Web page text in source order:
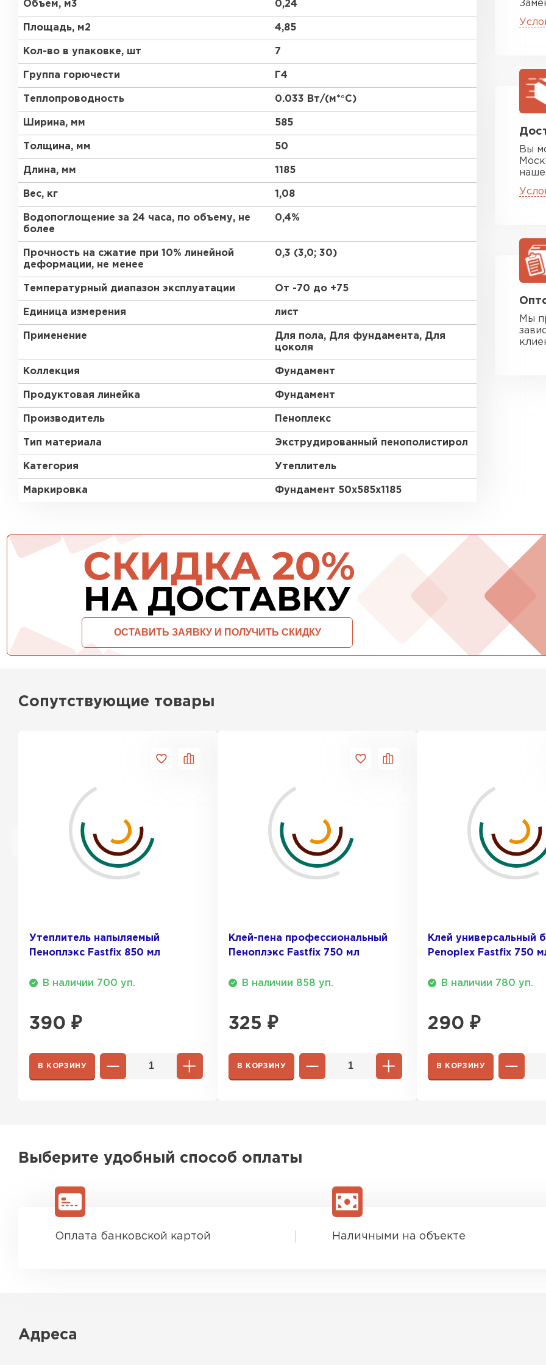
Объем, м3 0,24
Площадь, м2 4,85
Кол-во в упаковке, шт 7
Группа горючести Г4
Теплопроводность 0.033 Вт/(м*°C)
Ширина, мм 585
Толщина, мм 50
Длина, мм 1185
Вес, кг 1,08
Водопоглощение за 24 часа, по объему, не
более
0,4%
Прочность на сжатие при 10% линейной
деформации, не менее
0,3 (3,0; 30)
Температурный диапазон эксплуатации От -70 до +75
Единица измерения лист
Применение
Для пола, Для фундамента, Для
цоколя
Коллекция Фундамент
Продуктовая линейка Фундамент
Производитель Пеноплекс
Тип материала Экструдированный пенополистирол
Категория Утеплитель
Маркировка Фундамент 50х585х1185
Вы
Мы
ОСТАВИТЬ ЗАЯВКУ И ПОЛУЧИТЬ СКИДКУ
Сопутствующие товары
Утеплитель напыляемый
Пеноплэкс Fastfix 850 мл
В наличии 700 уп.
390 ₽
В КОРЗИНУ
Клей-пена профессиональный
Пеноплэкс Fastfix 750 мл
В наличии 858 уп.
325 ₽
В КОРЗИНУ
Клей универсальный
Penoplex Fastfix 750
В наличии 780 уп.
290 ₽
В КОРЗИНУ
Выберите удобный способ оплаты
Оплата банковской картой Наличными на объекте
Адреса
Утеплитель Knauf
ПЕРЕЙТИ
ПЕРЕЙТИ
Утеплитель Penoplex
ПЕРЕЙТИ
Утеплитель Технониколь
ПЕРЕЙТИ
Утеплитель Baswool
ПЕРЕЙТИ
ВСЕ ПРОИЗВОДИТЕЛИ
Утеплитель Термит
Утеплитель Isotec
Утеплитель Ruspanel
Утеплитель Брит
Утеплитель Basfiber
Утеплитель Xotpipe
Утеплитель Тимплэкс